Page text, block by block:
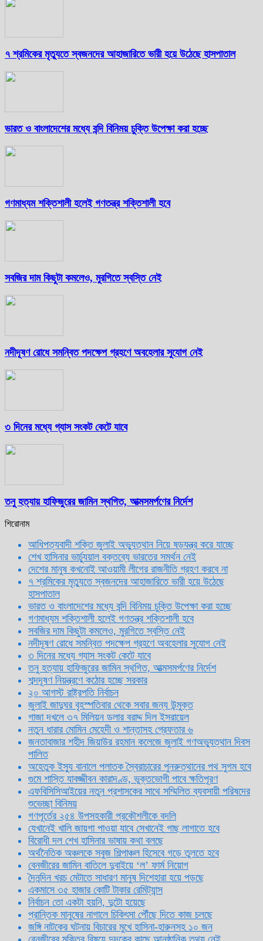
৭ শ্রমিকের মৃত্যুতে স্বজনদের আহাজারিতে ভারী হয়ে উঠেছে হাসপাতাল
ভারত ও বাংলাদেশের মধ্যে বন্দি বিনিময় চুক্তি উপেক্ষা করা হচ্ছে
গণমাধ্যম শক্তিশালী হলেই গণতন্ত্র শক্তিশালী হবে
সবজির দাম কিছুটা কমলেও, মুরগিতে স্বস্তি নেই
নদীদূষণ রোধে সমন্বিত পদক্ষেপ গ্রহণে অবহেলার সুযোগ নেই
৩ দিনের মধ্যে গ্যাস সংকট কেটে যাবে
তনু হত্যায় হাফিজুরের জামিন স্থগিত, আত্মসমর্পণের নির্দেশ
শিরোনাম
আধিপত্যবাদী শক্তি জুলাই অভ্যুত্থান নিয়ে ষড়যন্ত্র করে যাচ্ছে
শেখ হাসিনার ভার্চ্যুয়াল বক্তব্যে ভারতের সমর্থন নেই
দেশের মানুষ কখনোই আওয়ামী লীগের রাজনীতি গ্রহণ করবে না
৭ শ্রমিকের মৃত্যুতে স্বজনদের আহাজারিতে ভারী হয়ে উঠেছে
হাসপাতাল
ভারত ও বাংলাদেশের মধ্যে বন্দি বিনিময় চুক্তি উপেক্ষা করা হচ্ছে
গণমাধ্যম শক্তিশালী হলেই গণতন্ত্র শক্তিশালী হবে
সবজির দাম কিছুটা কমলেও, মুরগিতে স্বস্তি নেই
নদীদূষণ রোধে সমন্বিত পদক্ষেপ গ্রহণে অবহেলার সুযোগ নেই
৩ দিনের মধ্যে গ্যাস সংকট কেটে যাবে
তনু হত্যায় হাফিজুরের জামিন স্থগিত, আত্মসমর্পণের নির্দেশ
শব্দদূষণ নিয়ন্ত্রণে কঠোর হচ্ছে সরকার
২০ আগস্ট রাষ্ট্রপতি নির্বাচন
জুলাই জাদুঘর বৃহস্পতিবার থেকে সবার জন্য উন্মুক্ত
গাজা দখলে ৩৭ মিলিয়ন ডলার বরাদ্দ দিল ইসরায়েল
নতুন ধারার মোমিন মেহেদী ও শান্তাসহ গ্রেফতার ৬
জনতাবাজার শহীদ জিয়াউর রহমান কলেজে জুলাই গণঅভ্যুত্থান দিবস
পালিত
অহেতুক ইস্যু বানালে পলাতক স্বৈরাচারের পুনরুত্থানের পথ সুগম হবে
গুমে শাস্তি যাবজ্জীবন কারাদণ্ড, ভুক্তভোগী পাবে ক্ষতিপূরণ
এফবিসিসিআইয়ের নতুন প্রশাসকের সাথে সম্মিলিত ব্যবসায়ী পরিষদের
শুভেচ্ছা বিনিময়
গণপূর্তের ২৫৪ উপসহকারী প্রকৌশলীকে বদলি
যেখানেই খালি জায়গা পাওয়া যাবে সেখানেই গাছ লাগাতে হবে
বিরোধী দল শেখ হাসিনার ভাষায় কথা বলছে
অর্থনৈতিক অঞ্চলকে সবুজ শিল্পাঞ্চল হিসেবে গড়ে তুলতে হবে
বেনজীরের জামিন বাতিলে দুবাইয়ে ‌‘ল’ ফার্ম নিয়োগ
দৈনন্দিন খরচ মেটাতে সাধারণ মানুষ দিশেহারা হয়ে পড়ছে
একমাসে ৩৫ হাজার কোটি টাকার রেমিট্যান্স
নির্বাচন তো একটা হয়নি, দুটো হয়েছে
প্রান্তিক মানুষের নাগালে চিকিৎসা পৌঁছে দিতে কাজ চলছে
জঙ্গি নাটকের ঘটনায় বিচারের মুখে হাসিনা-হারুনসহ ১০ জন